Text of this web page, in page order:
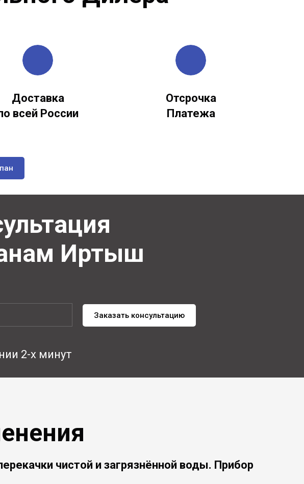
Доставка
всей России
Отсрочка
Платежа
Иртыш
Заказать консультацию
2-х минут
чистой и загрязнённой воды. Прибор